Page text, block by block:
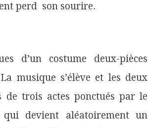
perd son sourire.
d’un costume deux-pièces
La musique s’élève et les deux
de trois actes ponctués par le
devient aléatoirement un